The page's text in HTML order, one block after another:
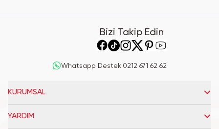
Bizi Takip Edin
Whatsapp Destek:0212 671 62 62
KURUMSAL
YARDIM